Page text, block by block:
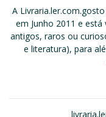
A
em Junho 2011 e
antigos, raros ou
e literatura), para